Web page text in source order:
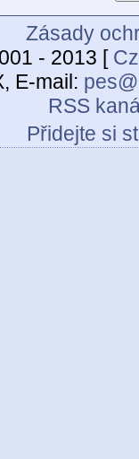
Zásady
- 2013 [
E-mail:
RSS
Přidejte si